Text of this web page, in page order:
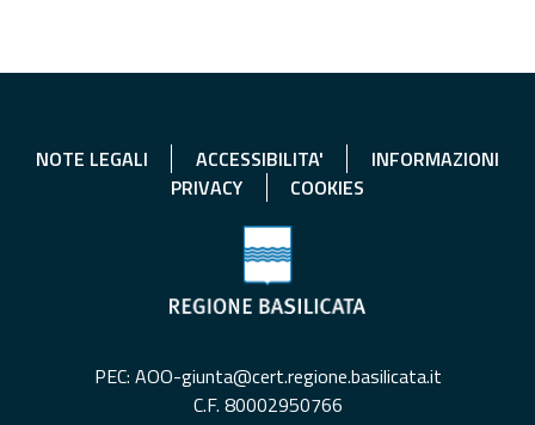
NOTE LEGALI ACCESSIBILITA'
INFORMAZIONI
PRIVACY
COOKIES
PEC: AOO-giunta@cert.regione.basilicata.it
C.F. 80002950766